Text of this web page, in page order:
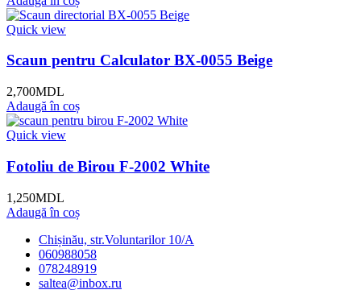
Quick view
Scaun pentru Calculator BX-0055 Beige
2,700MDL
Adaugă în coș
Quick view
Fotoliu de Birou F-2002 White
1,250MDL
Adaugă în coș
Chișinău, str.Voluntarilor 10/A
060988058
078248919
saltea@inbox.ru